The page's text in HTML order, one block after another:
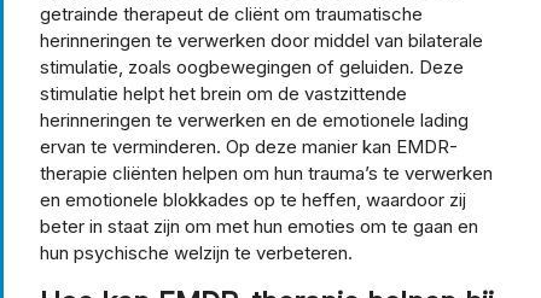
getrainde therapeut de cliënt om traumatische
herinneringen te verwerken door middel van bilaterale
stimulatie, zoals oogbewegingen of geluiden. Deze
stimulatie helpt het brein om de vastzittende
herinneringen te verwerken en de emotionele lading
ervan te verminderen. Op deze manier kan EMDR-
therapie cliënten helpen om hun trauma’s te verwerken
en emotionele blokkades op te heffen, waardoor zij
beter in staat zijn om met hun emoties om te gaan en
hun psychische welzijn te verbeteren.